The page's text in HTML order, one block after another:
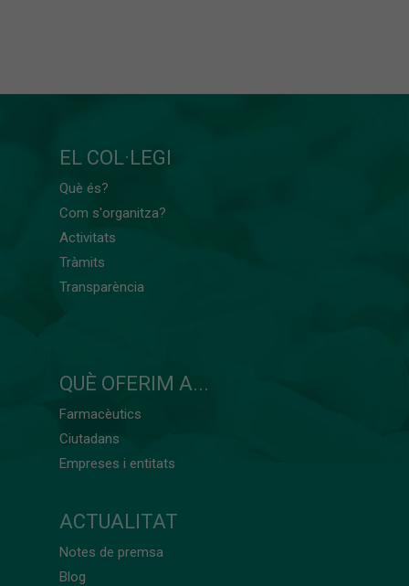
EL COL·LEGI
Què és?
Com s'organitza?
Activitats
Tràmits
Transparència
QUÈ OFERIM A...
Farmacèutics
Ciutadans
Empreses i entitats
ACTUALITAT
Notes de premsa
Blog